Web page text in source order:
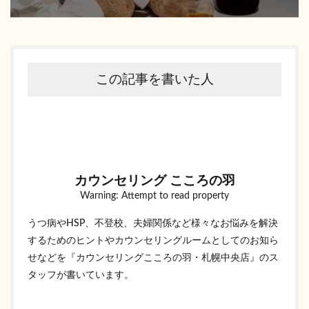
この記事を書いた人
カウンセリング こころの羽
Warning: Attempt to read property
うつ病やHSP、不登校、夫婦関係など様々なお悩みを解決
するためのヒントやカウンセリングルームとしてのお知ら
せなどを『カウンセリングこころの羽・札幌中央店』のス
タッフが書いています。